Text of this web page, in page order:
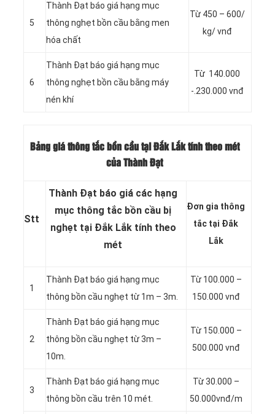
5
Thành Đạt báo giá hạng mục
thông nghẹt bồn cầu bằng men
hóa chất
Từ 450 – 600/
kg/ vnđ
6
Thành Đạt báo giá hạng mục
thông nghẹt bồn cầu bằng máy
nén khí
Từ 140.000
-.230.000 vnđ
Bảng giá thông tắc bồn cầu tại Đắk Lắk tính theo mét
của Thành Đạt
Stt
Thành Đạt báo giá các hạng
mục thông tắc bồn cầu bị
nghẹt tại Đắk Lắk tính theo
mét
Đơn gia thông
tắc tại Đắk
Lắk
1
Thành Đạt báo giá hạng mục
thông bồn cầu nghẹt từ 1m – 3m.
Từ 100.000 –
150.000 vnđ
2
Thành Đạt báo giá hạng mục
thông bồn cầu nghẹt từ 3m –
10m.
Từ 150.000 –
500.000 vnđ
3
Thành Đạt báo giá hạng mục
thông bồn cầu trên 10 mét.
Từ 30.000 –
50.000vnđ/m